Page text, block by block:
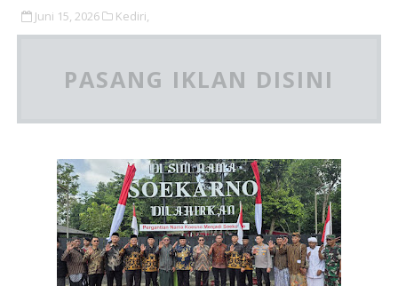
Juni 15, 2026 Kediri,
PASANG IKLAN DISINI